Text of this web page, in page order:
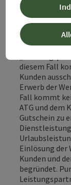
8.
8.1. Der ATG
angeführten
diesem Fall
Kunden
Erwerb der
Fall kommt
ATG und dem
Gutschein zu
Einlösung der
Kunden und
begründet.